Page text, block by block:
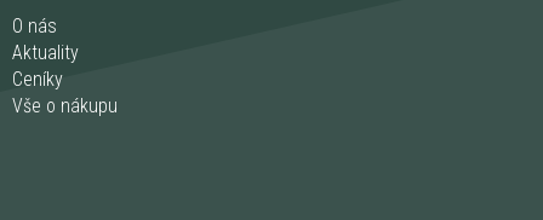
O nás
Aktuality
Ceníky
Vše o nákupu